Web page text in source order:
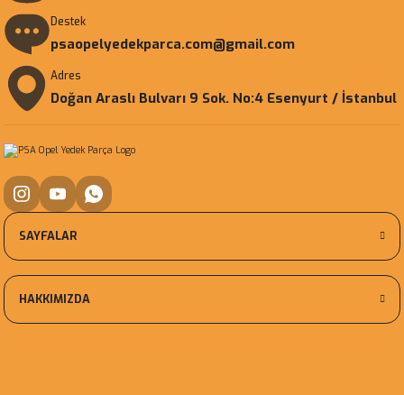
Destek
psaopelyedekparca.com@gmail.com
Adres
Doğan Araslı Bulvarı 9 Sok. No:4 Esenyurt / İstanbul
SAYFALAR
HAKKIMIZDA